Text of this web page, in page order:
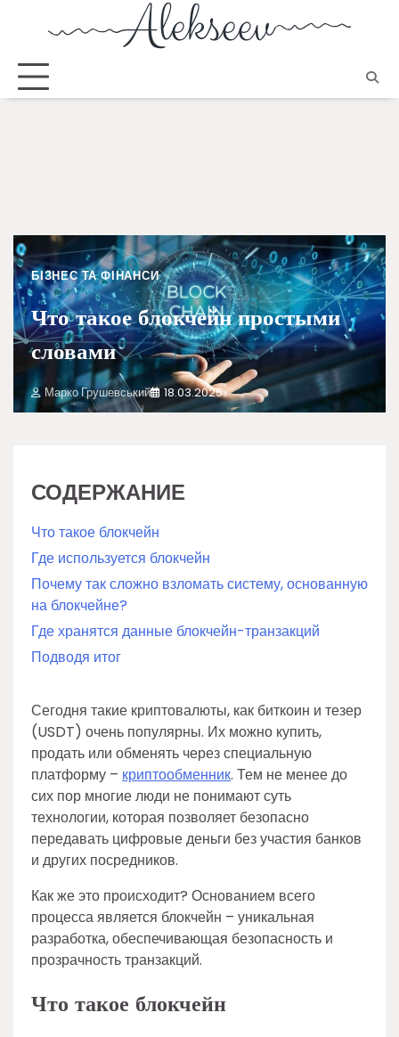
БІЗНЕС ТА ФІНАНСИ
Что такое блокчейн простыми
словами
Марко Грушевський 18.03.2025
СОДЕРЖАНИЕ
Что такое блокчейн
Где используется блокчейн
Почему так сложно взломать систему, основанную
на блокчейне?
Где хранятся данные блокчейн-транзакций
Подводя итог
Сегодня такие криптовалюты, как биткоин и тезер
(USDT) очень популярны. Их можно купить,
продать или обменять через специальную
платформу – криптообменник. Тем не менее до
сих пор многие люди не понимают суть
технологии, которая позволяет безопасно
передавать цифровые деньги без участия банков
и других посредников.
Как же это происходит? Основанием всего
процесса является блокчейн – уникальная
разработка, обеспечивающая безопасность и
прозрачность транзакций.
Что такое блокчейн